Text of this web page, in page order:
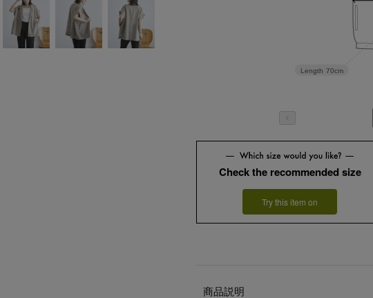
Length 70cm
Check the recommended size
Try this item on
商品説明